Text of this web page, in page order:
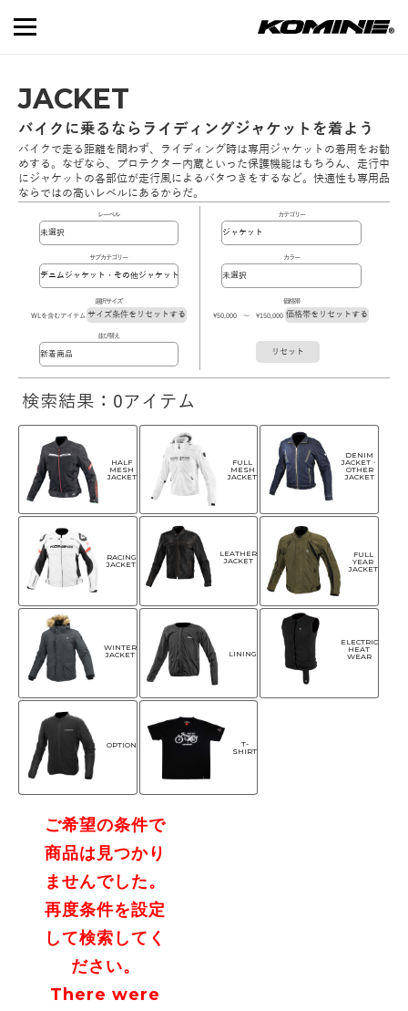
JACKET
バイクに乗るならライディングジャケットを着よう
バイクで走る距離を問わず、ライディング時は専用ジャケットの着用をお勧
めする。なぜなら、プロテクター内蔵といった保護機能はもちろん、走行中
にジャケットの各部位が走行風によるバタつきをするなど。快適性も専用品
ならではの高いレベルにあるからだ。
レーベル カテゴリー
サブカテゴリー カラー
選択サイズ
WLを含むアイテム サイズ条件をリセットする
価格帯
\50,000 ～ \150,000 価格帯をリセットする
並び替え
リセット
検索結果：0アイテム
HALF
MESH
JACKET
FULL
MESH
JACKET
DENIM
JACKET・
OTHER
JACKET
RACING
JACKET
LEATHER
JACKET
FULL
YEAR
JACKET
WINTER
JACKET
LINING
ELECTRIC
HEAT
WEAR
OPTION
T-
SHIRT
ご希望の条件で
商品は見つかり
ませんでした。
再度条件を設定
して検索してく
ださい。
There were